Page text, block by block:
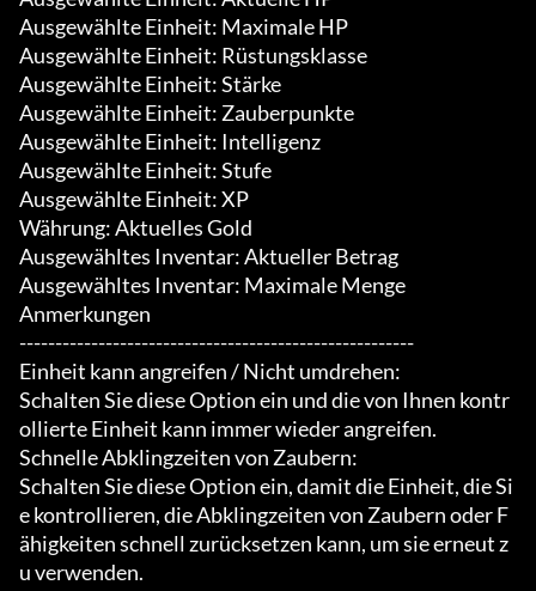
Ausgewählte Einheit: Maximale HP
Ausgewählte Einheit: Rüstungsklasse
Ausgewählte Einheit: Stärke
Ausgewählte Einheit: Zauberpunkte
Ausgewählte Einheit: Intelligenz
Ausgewählte Einheit: Stufe
Ausgewählte Einheit: XP
Währung: Aktuelles Gold
Ausgewähltes Inventar: Aktueller Betrag
Ausgewähltes Inventar: Maximale Menge
Anmerkungen
-------------------------------------------------------
Einheit kann angreifen / Nicht umdrehen:
Schalten Sie diese Option ein und die von Ihnen kontr
ollierte Einheit kann immer wieder angreifen.
Schnelle Abklingzeiten von Zaubern:
Schalten Sie diese Option ein, damit die Einheit, die Si
e kontrollieren, die Abklingzeiten von Zaubern oder F
ähigkeiten schnell zurücksetzen kann, um sie erneut z
u verwenden.